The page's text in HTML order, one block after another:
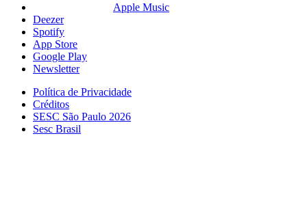
Apple Music
Deezer
Spotify
App Store
Google Play
Newsletter
Política de Privacidade
Créditos
SESC São Paulo 2026
Sesc Brasil